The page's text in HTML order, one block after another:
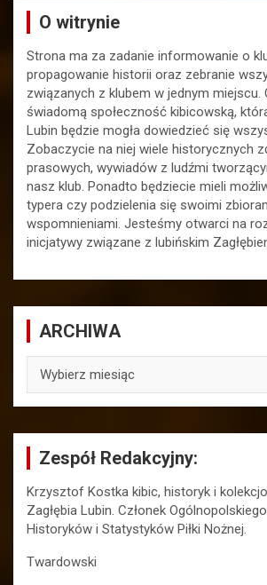
O witrynie
Strona ma za zadanie informowanie o
propagowanie historii oraz zebranie
związanych z klubem w jednym
świadomą społeczność kibicowską,
Lubin będzie mogła dowiedzieć się
Zobaczycie na niej wiele historycznych
prasowych, wywiadów z ludźmi
nasz klub. Ponadto będziecie mieli
typera czy podzielenia się swoimi
wspomnieniami. Jesteśmy otwarci na
inicjatywy związane z lubińskim
ARCHIWA
Zespół Redakcyjny:
Krzysztof Kostka kibic, historyk i
Zagłębia Lubin. Członek
Historyków i Statystyków Piłki Nożnej.
Twardowski